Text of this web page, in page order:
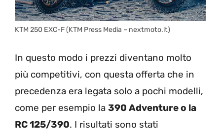
KTM 250 EXC-F (KTM Press Media – nextmoto.it)
In questo modo i prezzi diventano molto
più competitivi, con questa offerta che in
precedenza era legata solo a pochi modelli,
come per esempio la 390 Adventure o la
RC 125/390. I risultati sono stati